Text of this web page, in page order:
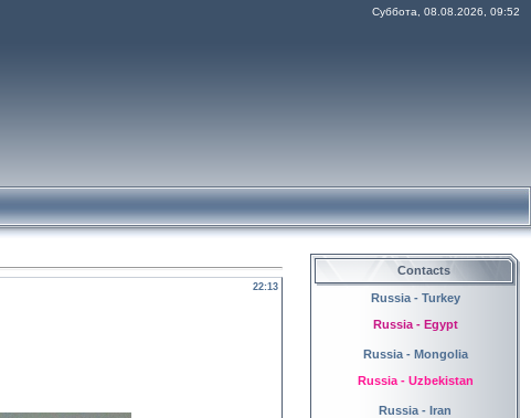
Суббота, 08.08.2026, 09:52
22:13
Contacts
Russia - Turkey
Russia - Egypt
Russia - Mongolia
Russia - Uzbekistan
Russia - Iran